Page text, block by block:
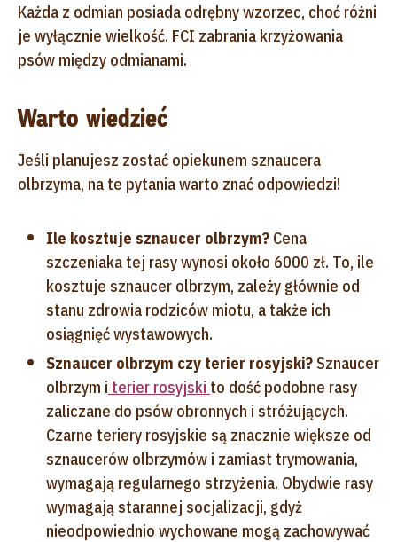
Każda z odmian posiada odrębny wzorzec, choć różni
je wyłącznie wielkość. FCI zabrania krzyżowania
psów między odmianami.
Warto wiedzieć
Jeśli planujesz zostać opiekunem sznaucera
olbrzyma, na te pytania warto znać odpowiedzi!
Ile kosztuje sznaucer olbrzym? Cena
szczeniaka tej rasy wynosi około 6000 zł. To, ile
kosztuje sznaucer olbrzym, zależy głównie od
stanu zdrowia rodziców miotu, a także ich
osiągnięć wystawowych.
Sznaucer olbrzym czy terier rosyjski? Sznaucer
olbrzym i terier rosyjski to dość podobne rasy
zaliczane do psów obronnych i stróżujących.
Czarne teriery rosyjskie są znacznie większe od
sznaucerów olbrzymów i zamiast trymowania,
wymagają regularnego strzyżenia. Obydwie rasy
wymagają starannej socjalizacji, gdyż
nieodpowiednio wychowane mogą zachowywać